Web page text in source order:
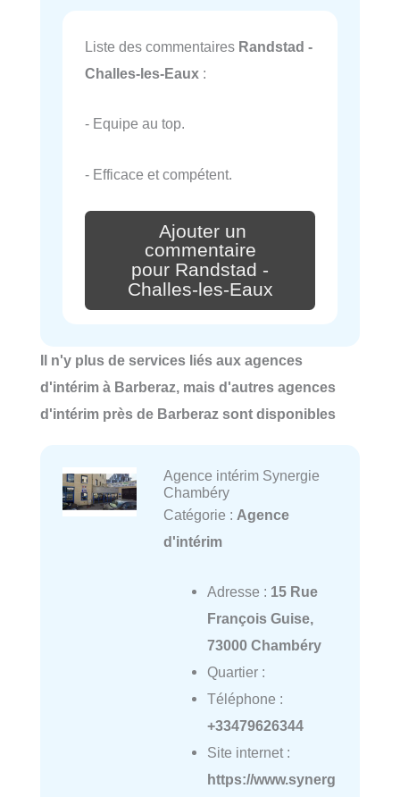
Liste des commentaires Randstad -
Challes-les-Eaux :
- Equipe au top.
- Efficace et compétent.
Ajouter un
commentaire
pour Randstad -
Challes-les-Eaux
Il n'y plus de services liés aux agences
d'intérim à Barberaz, mais d'autres agences
d'intérim près de Barberaz sont disponibles
Agence intérim Synergie
Chambéry
Catégorie : Agence
d'intérim
Adresse : 15 Rue
François Guise,
73000 Chambéry
Quartier :
Téléphone :
+33479626344
Site internet :
https://www.synerg